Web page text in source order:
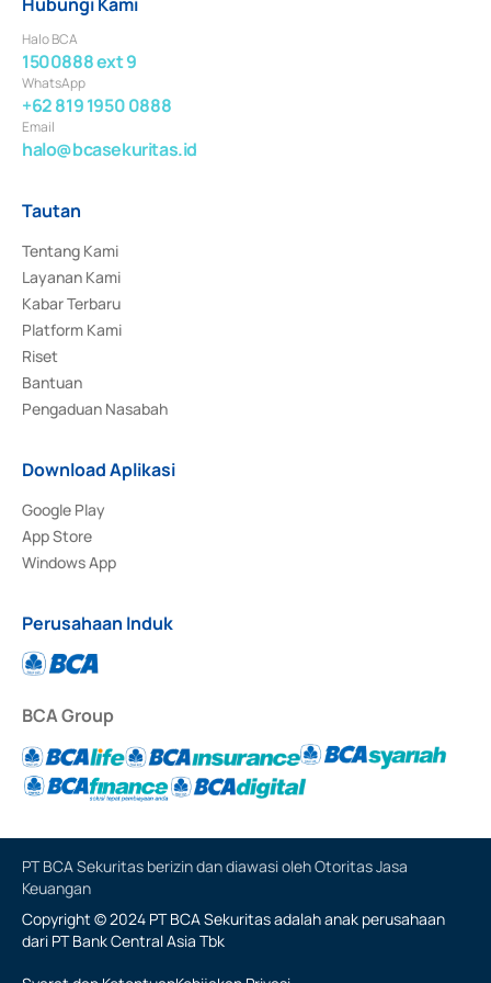
Halo BCA
1500888 ext 9
WhatsApp
+62 819 1950 0888
Email
halo@bcasekuritas.id
Tautan
Tentang Kami
Layanan Kami
Kabar Terbaru
Platform Kami
Riset
Bantuan
Pengaduan Nasabah
Download Aplikasi
Google Play
App Store
Windows App
Perusahaan Induk
BCA Group
PT BCA Sekuritas berizin dan diawasi oleh Otoritas Jasa
Keuangan
Copyright © 2024 PT BCA Sekuritas adalah anak perusahaan
dari PT Bank Central Asia Tbk